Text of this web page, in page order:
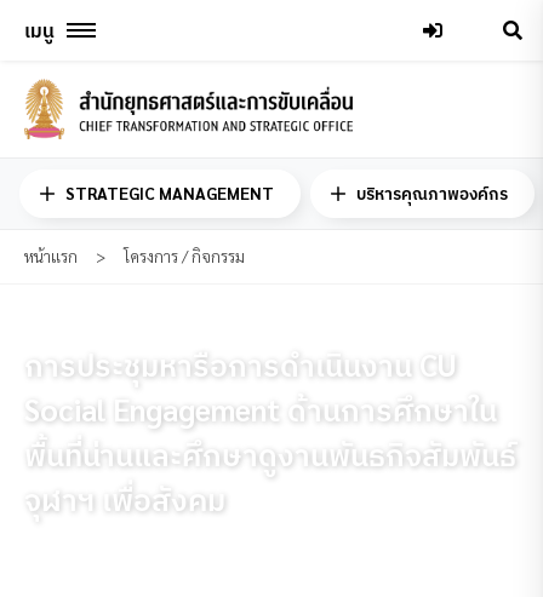
content
เมนู
STRATEGIC MANAGEMENT บริหารคุณภาพองค์กร
หน้าแรก > โครงการ / กิจกรรม
การประชุมหารือการดำเนินงาน CU
Social Engagement ด้านการศึกษาใน
พื้นที่น่านและศึกษาดูงานพันธกิจสัมพันธ์
จุฬาฯ เพื่อสังคม